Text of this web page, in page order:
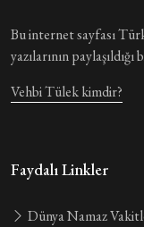
Bu internet sayfası
yazılarının
Vehbi Tülek kimdir?
Faydalı Linkler
Dünya Namaz